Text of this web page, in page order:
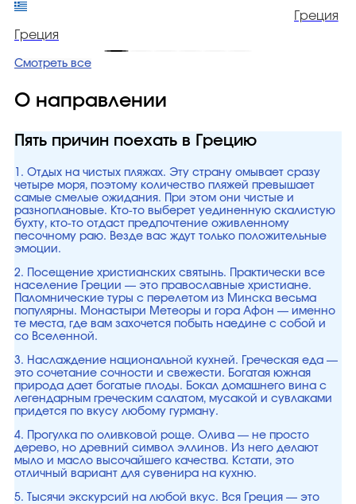
Греция
Греция
Смотреть все
О направлении
Пять причин поехать в Грецию
1. Отдых на чистых пляжах. Эту страну омывает сразу
четыре моря, поэтому количество пляжей превышает
самые смелые ожидания. При этом они чистые и
разноплановые. Кто-то выберет уединенную скалистую
бухту, кто-то отдаст предпочтение оживленному
песочному раю. Везде вас ждут только положительные
эмоции.
2. Посещение христианских святынь. Практически все
население Греции — это православные христиане.
Паломнические туры с перелетом из Минска весьма
популярны. Монастыри Метеоры и гора Афон — именно
те места, где вам захочется побыть наедине с собой и
со Вселенной.
3. Наслаждение национальной кухней. Греческая еда —
это сочетание сочности и свежести. Богатая южная
природа дает богатые плоды. Бокал домашнего вина с
легендарным греческим салатом, мусакой и сувлаками
придется по вкусу любому гурману.
4. Прогулка по оливковой роще. Олива — не просто
дерево, но древний символ эллинов. Из него делают
мыло и масло высочайшего качества. Кстати, это
отличный вариант для сувенира на кухню.
5. Тысячи экскурсий на любой вкус. Вся Греция — это